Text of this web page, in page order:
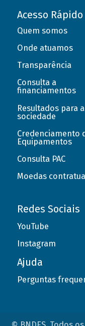
Acesso Rápido
Quem somos
Onde atuamos
Transparência
Consulta a
financiamentos
Resultados para a
sociedade
Credenciamento
Equipamentos
Consulta PAC
Moedas
Redes Sociais
YouTube
Instagram
Ajuda
Perguntas